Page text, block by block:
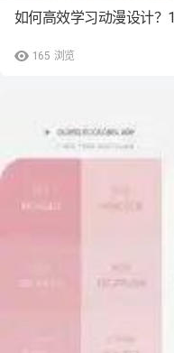
165 浏览
如何高效学习动漫设计？